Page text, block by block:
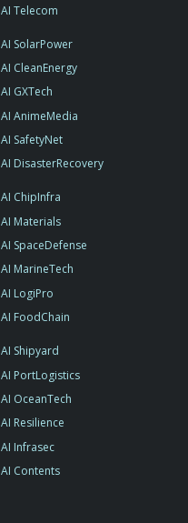
AI Telecom
AI SolarPower
AI CleanEnergy
AI GXTech
AI AnimeMedia
AI SafetyNet
AI DisasterRecovery
AI ChipInfra
AI Materials
AI SpaceDefense
AI MarineTech
AI LogiPro
AI FoodChain
AI Shipyard
AI PortLogistics
AI OceanTech
AI Resilience
AI Infrasec
AI Contents